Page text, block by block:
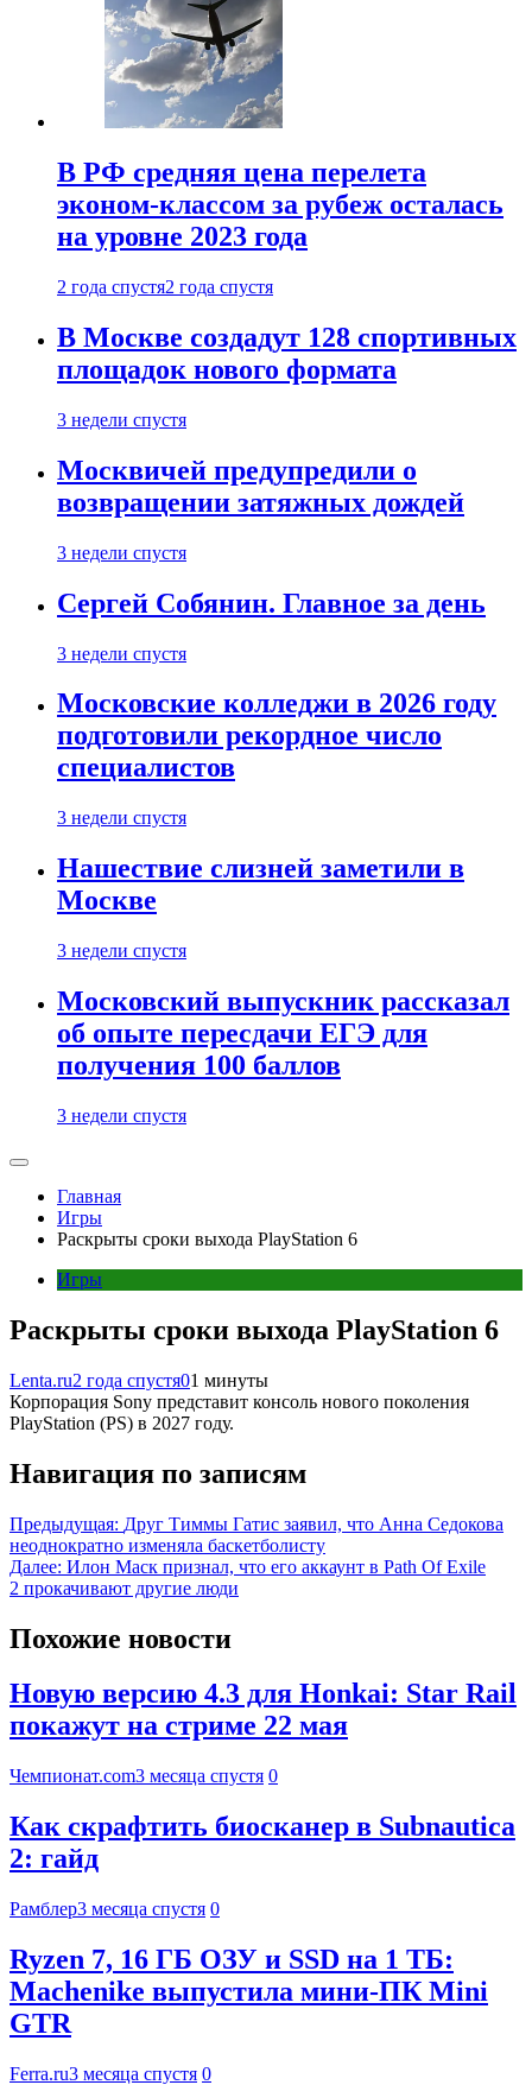
В РФ средняя цена перелета
эконом-классом за рубеж осталась
на уровне 2023 года
2 года спустя2 года спустя
В Москве создадут 128 спортивных
площадок нового формата
3 недели спустя
Москвичей предупредили о
возвращении затяжных дождей
3 недели спустя
Сергей Собянин. Главное за день
3 недели спустя
Московские колледжи в 2026 году
подготовили рекордное число
специалистов
3 недели спустя
Нашествие слизней заметили в
Москве
3 недели спустя
Московский выпускник рассказал
об опыте пересдачи ЕГЭ для
получения 100 баллов
3 недели спустя
Главная
Игры
Раскрыты сроки выхода PlayStation 6
Игры
Раскрыты сроки выхода PlayStation 6
Lenta.ru2 года спустя01 минуты
Корпорация Sony представит консоль нового поколения
PlayStation (PS) в 2027 году.
Навигация по записям
Предыдущая: Друг Тиммы Гатис заявил, что Анна Седокова
неоднократно изменяла баскетболисту
Далее: Илон Маск признал, что его аккаунт в Path Of Exile
2 прокачивают другие люди
Похожие новости
Новую версию 4.3 для Honkai: Star Rail
покажут на стриме 22 мая
Чемпионат.com3 месяца спустя 0
Как скрафтить биосканер в Subnautica
2: гайд
Рамблер3 месяца спустя 0
Ryzen 7, 16 ГБ ОЗУ и SSD на 1 ТБ:
Machenike выпустила мини-ПК Mini
GTR
Ferra.ru3 месяца спустя 0